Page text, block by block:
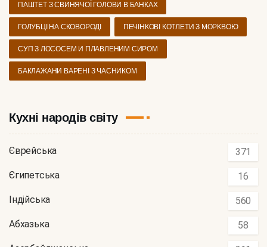
ПАШТЕТ З СВИНЯЧОЇ ГОЛОВИ В БАНКАХ
ГОЛУБЦІ НА СКОВОРОДІ ПЕЧІНКОВІ КОТЛЕТИ З МОРКВОЮ
СУП З ЛОСОСЕМ И ПЛАВЛЕНИМ СИРОМ
БАКЛАЖАНИ ВАРЕНІ З ЧАСНИКОМ
Кухні народів світу
Єврейська 371
Єгипетська 16
Індійська 560
Абхазька 58